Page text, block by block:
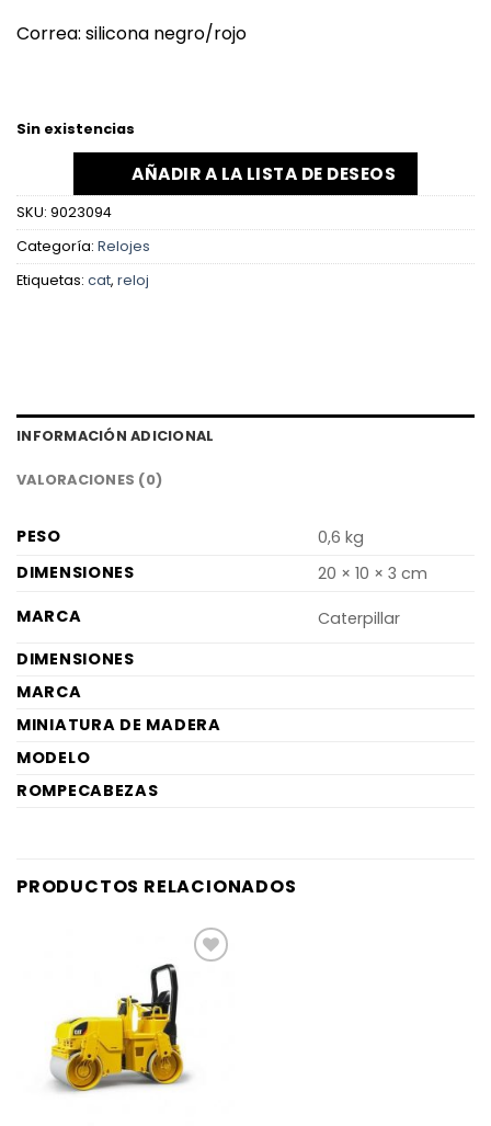
Correa: silicona negro/rojo
Sin existencias
AÑADIR A LA LISTA DE DESEOS
SKU: 9023094
Categoría: Relojes
Etiquetas: cat, reloj
INFORMACIÓN ADICIONAL
VALORACIONES (0)
PESO
0,6 kg
DIMENSIONES
20 × 10 × 3 cm
MARCA
Caterpillar
DIMENSIONES
MARCA
MINIATURA DE MADERA
MODELO
ROMPECABEZAS
PRODUCTOS RELACIONADOS
AÑADIR
A LA
LISTA
DE
DESEOS